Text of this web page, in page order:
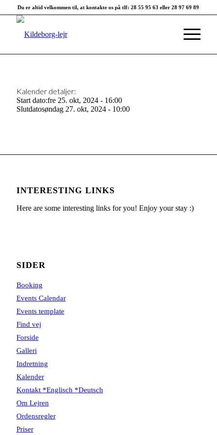
Du er altid velkommen til, at kontakte os på tlf: 28 55 95 63 eller 28 97 69 89
Kalender detaljer:
Start dato:fre 25. okt, 2024 - 16:00
Slutdatosøndag 27. okt, 2024 - 10:00
INTERESTING LINKS
Here are some interesting links for you! Enjoy your stay :)
SIDER
Booking
Events Calendar
Events template
Find vej
Forside
Galleri
Indretning
Kalender
Kontakt *Englisch *Deutsch
Om Lejren
Ordensregler
Priser